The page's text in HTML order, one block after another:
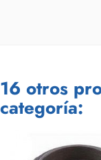
16 otros
categoría: